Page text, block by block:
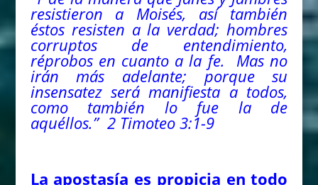
resistieron a Moisés, así también
éstos resisten a la verdad; hombres
corruptos de entendimiento,
réprobos en cuanto a la fe. Mas no
irán más adelante; porque su
insensatez será manifiesta a todos,
comotambién lo fue la de
aquéllos.” 2 Timoteo 3:1-9
La apostasía es propicia en todo